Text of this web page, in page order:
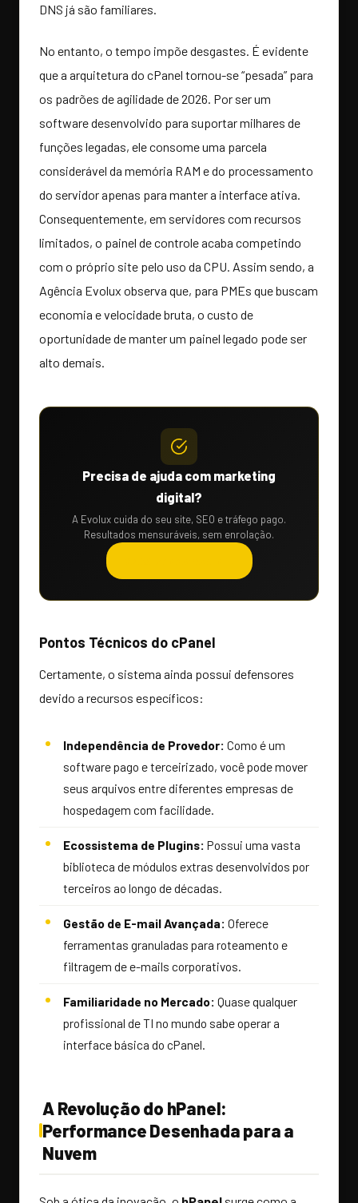
DNS já são familiares.
No entanto, o tempo impõe desgastes. É evidente
que a arquitetura do cPanel tornou-se “pesada” para
os padrões de agilidade de 2026. Por ser um
software desenvolvido para suportar milhares de
funções legadas, ele consome uma parcela
considerável da memória RAM e do processamento
do servidor apenas para manter a interface ativa.
Consequentemente, em servidores com recursos
limitados, o painel de controle acaba competindo
com o próprio site pelo uso da CPU. Assim sendo, a
Agência Evolux observa que, para PMEs que buscam
economia e velocidade bruta, o custo de
oportunidade de manter um painel legado pode ser
alto demais.
Precisa de ajuda com marketing
digital?
A Evolux cuida do seu site, SEO e tráfego pago.
Resultados mensuráveis, sem enrolação.
Pontos Técnicos do cPanel
Certamente, o sistema ainda possui defensores
devido a recursos específicos:
Independência de Provedor: Como é um
software pago e terceirizado, você pode mover
seus arquivos entre diferentes empresas de
hospedagem com facilidade.
Ecossistema de Plugins: Possui uma vasta
biblioteca de módulos extras desenvolvidos por
terceiros ao longo de décadas.
Gestão de E-mail Avançada: Oferece
ferramentas granuladas para roteamento e
filtragem de e-mails corporativos.
Familiaridade no Mercado: Quase qualquer
profissional de TI no mundo sabe operar a
interface básica do cPanel.
A Revolução do hPanel:
Performance Desenhada para a
Nuvem